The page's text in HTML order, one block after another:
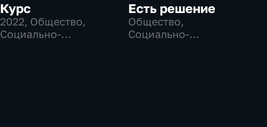
Курс
2022, Общество,
Социально-
Есть решение
Общество,
Социально-